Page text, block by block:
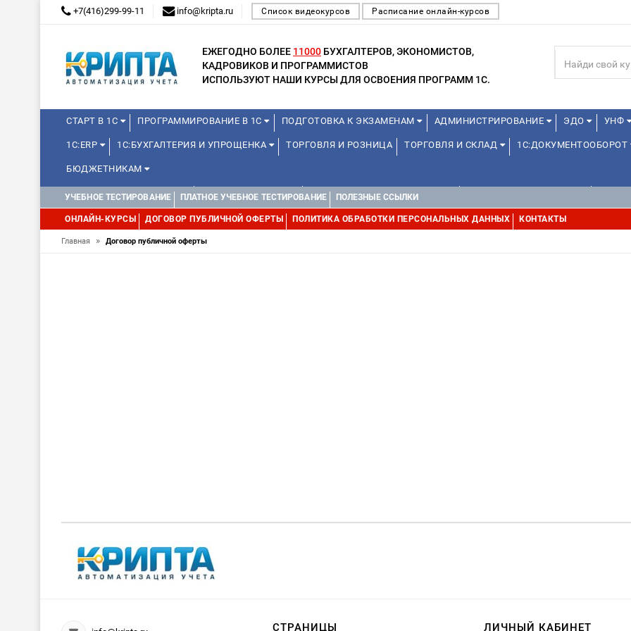
+7(416)299-99-11 info@kripta.ru Список видеокурсов Расписание онлайн-курсов
ЕЖЕГОДНО БОЛЕЕ 11000 БУХГАЛТЕРОВ, ЭКОНОМИСТОВ,
КАДРОВИКОВ И ПРОГРАММИСТОВ
ИСПОЛЬЗУЮТ НАШИ КУРСЫ ДЛЯ ОСВОЕНИЯ ПРОГРАММ 1С.
СТАРТ В 1С ПРОГРАММИРОВАНИЕ В 1С ПОДГОТОВКА К ЭКЗАМЕНАМ АДМИНИСТРИРОВАНИЕ ЭДО УНФ
1С:ERP 1С:БУХГАЛТЕРИЯ И УПРОЩЕНКА ТОРГОВЛЯ И РОЗНИЦА ТОРГОВЛЯ И СКЛАД 1С:ДОКУМЕНТООБОРОТ
БЮДЖЕТНИКАМ
КУРСЫ ДЛЯ ШКОЛЬНИКОВ ДЛЯ ШКОЛЬНИКОВ 1С:УПРАВЛЕНИЕ ХОЛДИНГОМ
WEB, JAVA И ANDROID
УЧЕБНОЕ ТЕСТИРОВАНИЕ ПЛАТНОЕ УЧЕБНОЕ ТЕСТИРОВАНИЕ ПОЛЕЗНЫЕ ССЫЛКИ
ОНЛАЙН-КУРСЫ ДОГОВОР ПУБЛИЧНОЙ ОФЕРТЫ ПОЛИТИКА ОБРАБОТКИ ПЕРСОНАЛЬНЫХ ДАННЫХ КОНТАКТЫ
Главная » Договор публичной оферты
СТРАНИЦЫ ЛИЧНЫЙ КАБИНЕТ